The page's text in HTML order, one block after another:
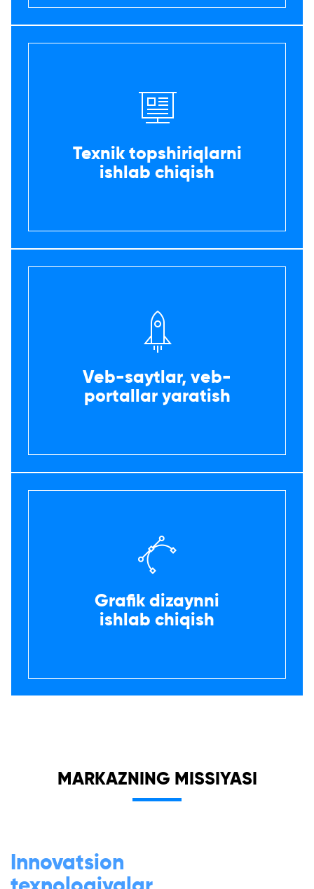
Texnik topshiriqlarni
ishlab chiqish
Veb-saytlar, veb-
portallar yaratish
Grafik dizaynni
ishlab chiqish
MARKAZNING MISSIYASI
Innovatsion